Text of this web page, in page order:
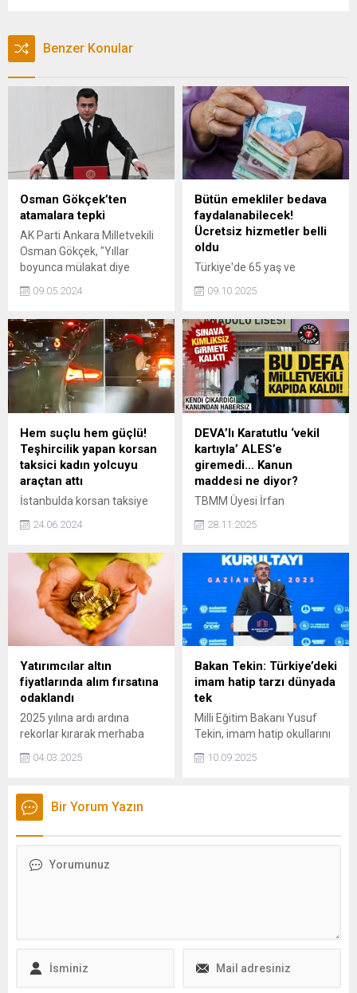
Benzer Konular
Osman Gökçek’ten
atamalara tepki
AK Parti Ankara Milletvekili
Osman Gökçek, "Yıllar
boyunca mülakat diye
Türkiyeye aile şirketi
istediğini net olarak
görmekteyiz." dedi.
09.05.2024
Bütün emekliler bedava
faydalanabilecek!
Ücretsiz hizmetler belli
oldu
Türkiye'de 65 yaş ve
sunulan bedava hizmetler,
kolaylıklar sağlıyor. Toplu
taşıma araçlarından kültürel
mekânlara kadar uzanan bu
destekler, emeklilerin
hayatına hem ekonomik
hem de sosyal anlamda
katkı sunuyor. Peki, 65 yaş
üstü emekliler hangi
hizmetlerden ücretsiz
olarak yararlanacak?
09.10.2025
Hem suçlu hem güçlü!
Teşhircilik yapan korsan
taksici kadın yolcuyu
araçtan attı
İstanbulda korsan taksiye
yapan sürücüyle tartıştı.
kadın, sürücü tarafından
aracın kapısı açılarak akan
trafiğin ortasında dışarı
atıldı. Gözaltına alınan
şüpheli adli kontrol şartıyla
serbest bırakılırken "Korsan
taksicilik" suçundan 32 bin
lira ceza kesildi. Kadın ise
korsan taksi kullandığı için 2
24.06.2024
DEVA’lı Karatutlu ‘vekil
kartıyla’ ALES’e
giremedi… Kanun
maddesi ne diyor?
TBMM Üyesi İrfan
kimlik kartıyla ALES’e
sayılmasına rağmen, kanun
maddesi gerekçe
gösterilerek alınmadı
28.11.2025
Yatırımcılar altın
fiyatlarında alım fırsatına
odaklandı
2025 yılına ardı ardına
rekorlar kırarak merhaba
ticaret savaşlarının etkisiyle
Ancak iki hafta önce cuma
günü yaşanan sert düşüşün
yaşandı. Kimi yatırımcılar bu
04.03.2025
Bakan Tekin: Türkiye’deki
imam hatip tarzı dünyada
tek
Milli Eğitim Bakanı Yusuf
Tekin, imam hatip okullarını
dönüştürmeyi
10.09.2025
Bir Yorum Yazın